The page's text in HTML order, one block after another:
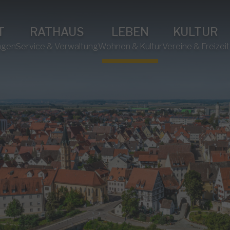
RATHAUS
Service & Verwaltung
LEBEN
Wohnen & Kultur
KULTUR
Vereine & Freizeit